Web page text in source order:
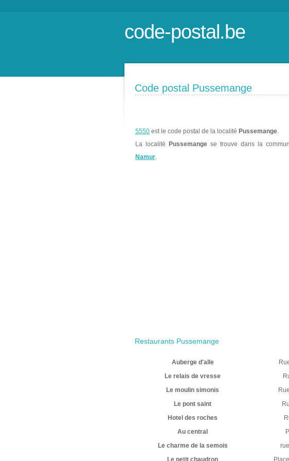
code-postal.be
Code postal Pussemange
5550 est le code postal de la localité Pussemange.
La localité
Pussemange se trouve dans la
Namur.
Restaurants Pussemange
Auberge d'alle
Le relais de vresse
Le moulin simonis
Le pont saint
Hotel des roches
Au central
Le charme de la semois
Le petit chaudron